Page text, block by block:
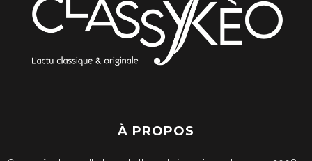
À PROPOS